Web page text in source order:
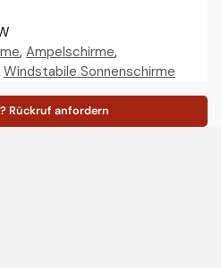
, Ampelschirme,
Windstabile Sonnenschirme
Rückruf anfordern